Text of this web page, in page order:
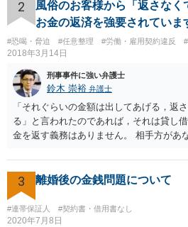
基準として請求することが考えられます
引実績を根拠として、今回も有償でのイ
立していたと主張し、相手方に報酬を請
ると考えられます。 ただし、相手が支払
に訴訟などの法的手続きが必要になる可
は、過去の取引におけるメールのやり取
契約であったことを証明する重要な証拠と
2
風俗のお客様から「返さなく
お金の返済を強要されていま
#恐喝・脅迫 #任意整理 #労働・雇用契約違反
2018年3月14日
刑事事件に強い弁護士
鈴木 崇裕 弁護士
「それぐらいの金額は出してあげる，返
る」と言われたのであれば，それは貸し
金を返す義務はありません。 相手方があ
なりませんが，不可能ですね。 また，「
風俗で働いていたことをばらす」といっ
は，恐喝罪（犯罪）が成立すると考えら
相手方に対して「お金を返す」という約
と言い張ること ２ 相手方に対して「あ
3 離婚後の金銭問題について
#連帯保証人 #契約書・借用書なし
2020年7月8日